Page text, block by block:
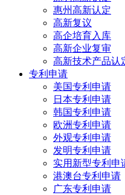
惠州高新认定
高新复议
高企培育入库
高新企业复审
高新技术产品认
专利申请
美国专利申请
日本专利申请
韩国专利申请
欧洲专利申请
外观专利申请
发明专利申请
实用新型专利申
港澳台专利申请
广东专利申请